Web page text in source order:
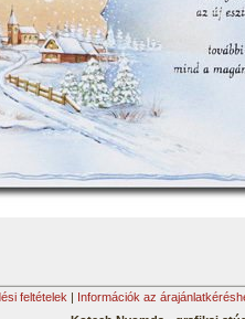
feltételek | Információk az